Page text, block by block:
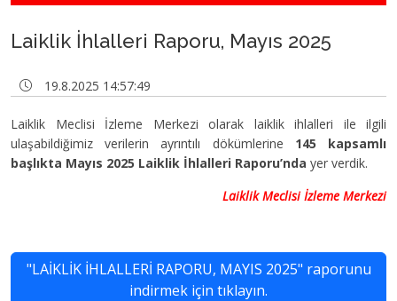
Laiklik İhlalleri Raporu, Mayıs 2025
19.8.2025 14:57:49
Laiklik Meclisi İzleme Merkezi olarak laiklik ihlalleri ile ilgili
ulaşabildiğimiz verilerin ayrıntılı dökümlerine 145 kapsamlı
başlıkta Mayıs 2025 Laiklik İhlalleri Raporu’nda yer verdik.
Laiklik Meclisi İzleme Merkezi
"LAİKLİK İHLALLERİ RAPORU, MAYIS 2025" raporunu
indirmek için tıklayın.